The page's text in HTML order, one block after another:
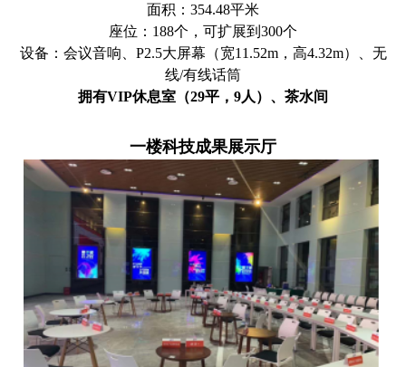
面积：354.48平米
座位： 188个，可扩展到300个
设备：会议音响、 P2.5大屏幕（宽11.52m，高4.32m）、无
线/有线话筒
拥有VIP休息室（29平，9人）、茶水间
一楼科技成果展示厅